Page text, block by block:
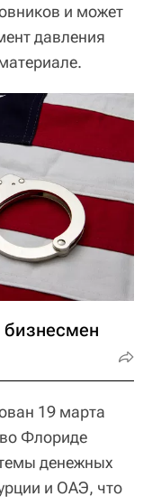
и может
давления
19 марта
Флориде
денежных
и ОАЭ, что